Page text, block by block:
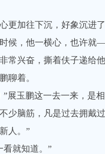
加往下沉，好象沉进了
候，他一横心，也许就
兴奋，撕着伕子递给他
聊着。
玉鹏这一去一来，是相
少脑筋，凡是过去拥戴
人。”
就知道。”